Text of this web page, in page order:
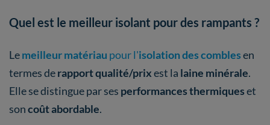
Quel est le meilleur isolant pour des rampants ?
Lemeilleur matériau pour l'isolation des comblesen
termes derapport qualité/prixest la laine minérale.
Elle se distingue par ses performances thermiqueset
soncoût abordable.